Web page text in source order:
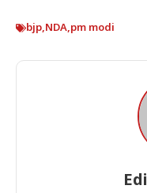
bjp,NDA,pm modi